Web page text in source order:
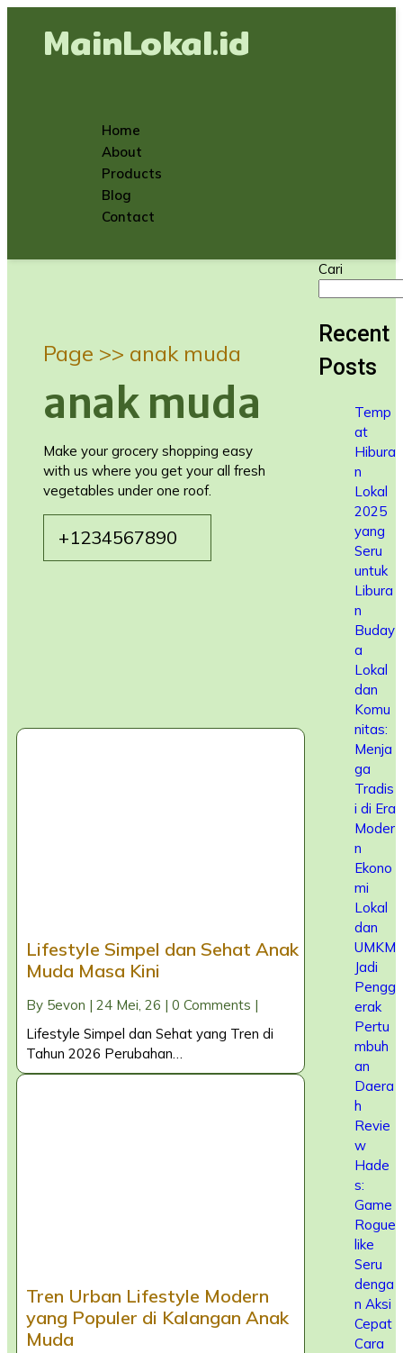
MainLokal.id
Home
About
Products
Blog
Contact
Page >> anak muda
anak muda
Make your grocery shopping easy
with us where you get your all fresh
vegetables under one roof.
+1234567890
Lifestyle Simpel dan Sehat Anak
Muda Masa Kini
By 5evon | 24 Mei, 26 | 0 Comments |
Lifestyle Simpel dan Sehat yang Tren di
Tahun 2026 Perubahan…
Tren Urban Lifestyle Modern
yang Populer di Kalangan Anak
Muda
Cari
Recent
Posts
Temp
at
Hibura
n
Lokal
2025
yang
Seru
untuk
Libura
n
Buday
a
Lokal
dan
Komu
nitas:
Menja
ga
Tradis
i di Era
Moder
n
Ekono
mi
Lokal
dan
UMKM
Jadi
Pengg
erak
Pertu
mbuh
an
Daera
h
Revie
w
Hade
s:
Game
Rogue
like
Seru
denga
n Aksi
Cepat
Cara